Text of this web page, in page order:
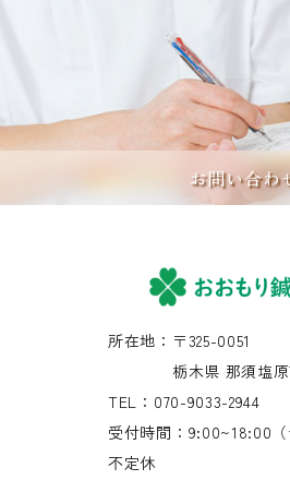
お問い合わ
所在地：〒325-0051
栃木県 那須塩原市
TEL：070-9033-2944
受付時間：9:00~18:00（
不定休